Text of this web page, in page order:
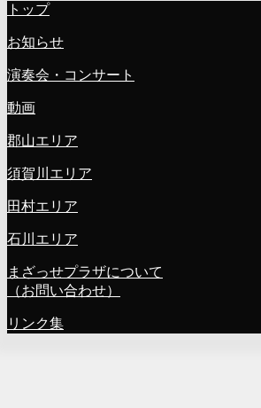
トップ
お知らせ
演奏会・コンサート
動画
郡山エリア
須賀川エリア
田村エリア
石川エリア
まざっせプラザについて
（お問い合わせ）
リンク集